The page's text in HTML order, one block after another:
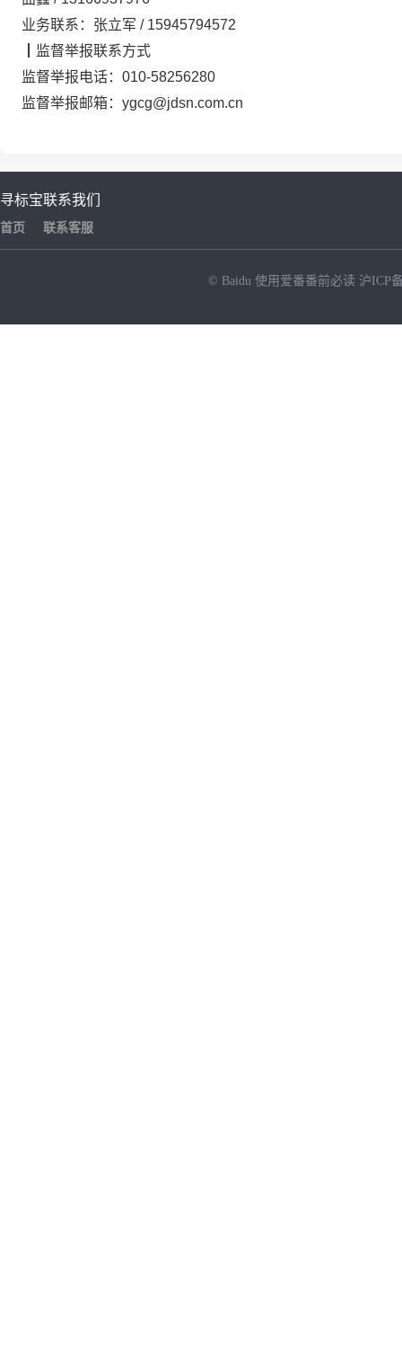
业务联系：张立军 / 15945794572
监督举报联系方式
监督举报电话： 010-58256280
监督举报邮箱： ygcg@jdsn.com.cn
寻标宝
首页
联系我们
联系客服
© Baidu 使用爱番番前必读 沪ICP